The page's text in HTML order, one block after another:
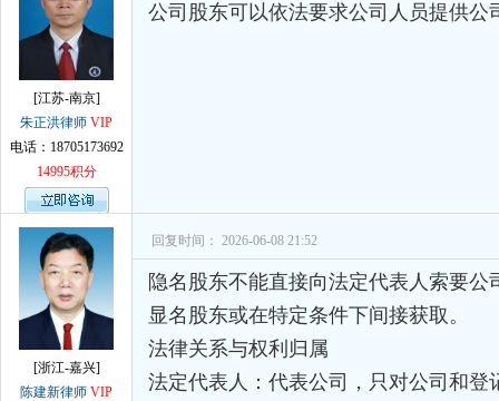
孙术校律师对离婚法律怎么判？有一
[江苏-南京]
朱正洪律师 VIP
电话：18705173692
14995积分
公司股东可以依法要求公司人员提供公
[浙江-嘉兴]
陈建新律师 VIP
回复时间： 2026-06-08 21:52
隐名股东不能直接向法定代表人索要
显名股东或在特定条件下间接获取。
法律关系与权利归属
法定代表人：代表公司，只对公司和登